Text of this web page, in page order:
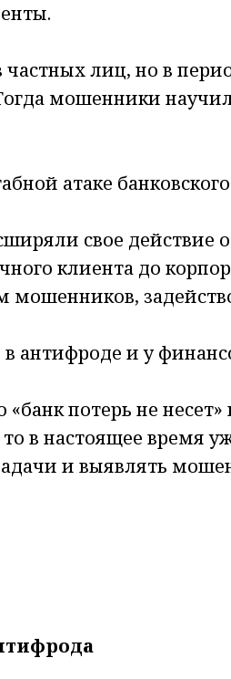
лиц, но в
мошенники
атаке
свое
клиента до
мошенников,
антифроде и у
«банк потерь не
в настоящее время
и выявлять